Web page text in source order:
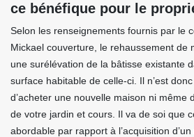
ce bénéfique pour le
Selon les renseignements fournis par le
Mickael couverture, le rehaussement de
une surélévation de la bâtisse existante
surface habitable de celle-ci. Il n’est
d’acheter une nouvelle maison ni même
de votre jardin et cours. Il va de soi que
abordable par rapport à l’acquisition